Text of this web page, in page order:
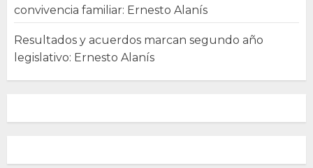
convivencia familiar: Ernesto Alanís
Resultados y acuerdos marcan segundo año
legislativo: Ernesto Alanís